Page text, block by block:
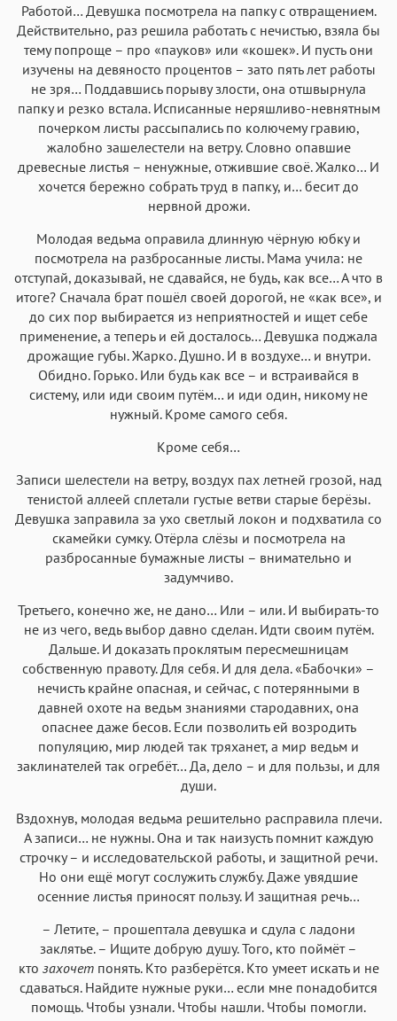
Работой… Девушка посмотрела на папку с отвращением.
Действительно, раз решила работать с нечистью, взяла бы
тему попроще – про «пауков» или «кошек». И пусть они
изучены на девяносто процентов – зато пять лет работы
не зря… Поддавшись порыву злости, она отшвырнула
папку и резко встала. Исписанные неряшливо-невнятным
почерком листы рассыпались по колючему гравию,
жалобно зашелестели на ветру. Словно опавшие
древесные листья – ненужные, отжившие своё. Жалко… И
хочется бережно собрать труд в папку, и… бесит до
нервной дрожи.
Молодая ведьма оправила длинную чёрную юбку и
посмотрела на разбросанные листы. Мама учила: не
отступай, доказывай, не сдавайся, не будь, как все… А что в
итоге? Сначала брат пошёл своей дорогой, не «как все», и
до сих пор выбирается из неприятностей и ищет себе
применение, а теперь и ей досталось… Девушка поджала
дрожащие губы. Жарко. Душно. И в воздухе… и внутри.
Обидно. Горько. Или будь как все – и встраивайся в
систему, или иди своим путём… и иди один, никому не
нужный. Кроме самого себя.
Кроме себя…
Записи шелестели на ветру, воздух пах летней грозой, над
тенистой аллеей сплетали густые ветви старые берёзы.
Девушка заправила за ухо светлый локон и подхватила со
скамейки сумку. Отёрла слёзы и посмотрела на
разбросанные бумажные листы – внимательно и
задумчиво.
Третьего, конечно же, не дано… Или – или. И выбирать-то
не из чего, ведь выбор давно сделан. Идти своим путём.
Дальше. И доказать проклятым пересмешницам
собственную правоту. Для себя. И для дела. «Бабочки» –
нечисть крайне опасная, и сейчас, с потерянными в
давней охоте на ведьм знаниями стародавних, она
опаснее даже бесов. Если позволить ей возродить
популяцию, мир людей так тряханет, а мир ведьм и
заклинателей так огребёт… Да, дело – и для пользы, и для
души.
Вздохнув, молодая ведьма решительно расправила плечи.
А записи… не нужны. Она и так наизусть помнит каждую
строчку – и исследовательской работы, и защитной речи.
Но они ещё могут сослужить службу. Даже увядшие
осенние листья приносят пользу. И защитная речь…
– Летите, – прошептала девушка и сдула с ладони
заклятье. – Ищите добрую душу. Того, кто поймёт –
кто захочетпонять. Кто разберётся. Кто умеет искать и не
сдаваться. Найдите нужные руки… если мне понадобится
помощь. Чтобы узнали. Чтобы нашли. Чтобы помогли.